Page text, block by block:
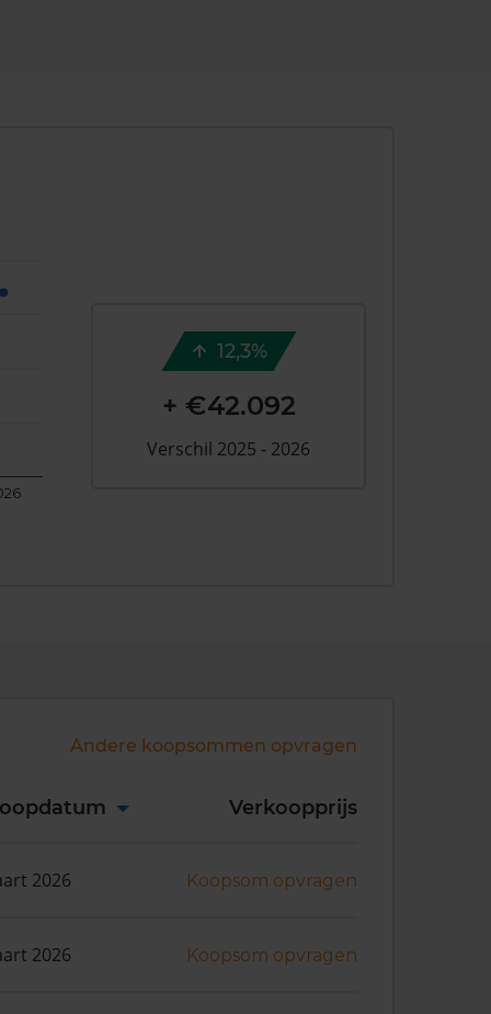
12,3%
+ €42.092
Verschil 2025 - 2026
Andere koopsommen opvragen
Verkoopprijs
2026 Koopsom opvragen
2026 Koopsom opvragen